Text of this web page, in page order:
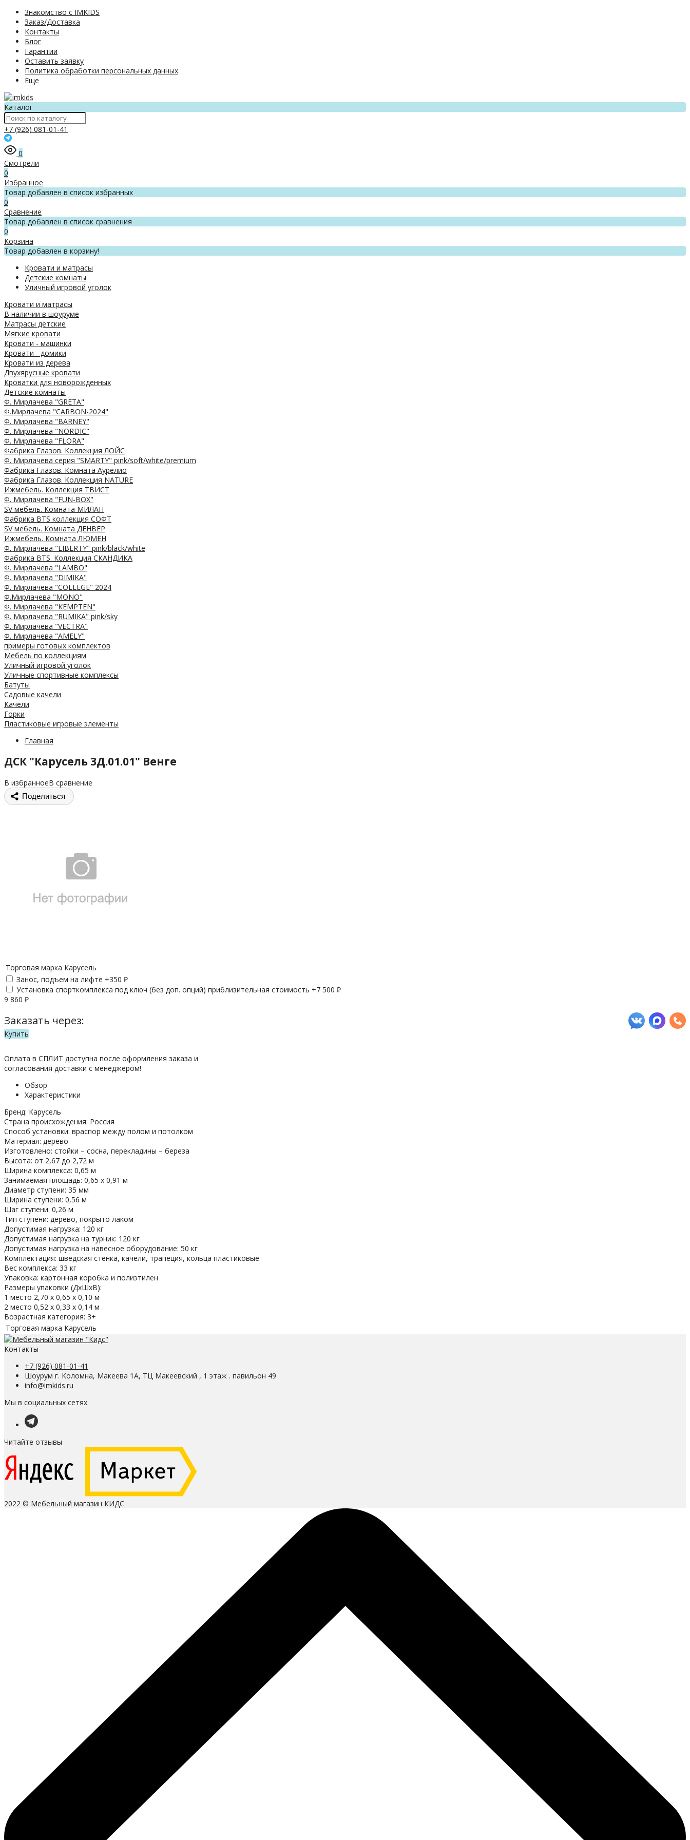
Знакомство с IMKIDS
Заказ/Доставка
Контакты
Блог
Гарантии
Оставить заявку
Политика обработки персональных данных
Еще
Каталог
+7 (926) 081-01-41
0
Смотрели
0
Избранное
Товар добавлен в список избранных
0
Сравнение
Товар добавлен в список сравнения
0
Корзина
Товар добавлен в корзину!
Кровати и матрасы
Детские комнаты
Уличный игровой уголок
Кровати и матрасы
В наличии в шоуруме
Матрасы детские
Мягкие кровати
Кровати - машинки
Кровати - домики
Кровати из дерева
Двухярусные кровати
Кроватки для новорожденных
Детские комнаты
Ф. Мирлачева "GRETA"
Ф.Мирлачева "CARBON-2024"
Ф. Мирлачева "BARNEY"
Ф. Мирлачева "NORDIC"
Ф. Мирлачева "FLORA"
Фабрика Глазов. Коллекция ЛОЙС
Ф. Мирлачева серия "SMARTY" pink/soft/white/premium
Фабрика Глазов. Комната Аурелио
Фабрика Глазов. Коллекция NATURE
Ижмебель. Коллекция ТВИСТ
Ф. Мирлачева "FUN-BOX"
SV мебель. Комната МИЛАН
Фабрика BTS коллекция СОФТ
SV мебель. Комната ДЕНВЕР
Ижмебель. Комната ЛЮМЕН
Ф. Мирлачева "LIBERTY" pink/black/white
Фабрика BTS. Коллекция СКАНДИКА
Ф. Мирлачева "LAMBO"
Ф. Мирлачева "DIMIKA"
Ф. Мирлачева "COLLEGE" 2024
Ф.Мирлачева "MONO"
Ф. Мирлачева "KEMPTEN"
Ф. Мирлачева "RUMIKA" pink/sky
Ф. Мирлачева "VECTRA"
Ф. Мирлачева "AMELY"
примеры готовых комплектов
Мебель по коллекциям
Уличный игровой уголок
Уличные спортивные комплексы
Батуты
Садовые качели
Качели
Горки
Пластиковые игровые элементы
Главная
ДСК "Карусель 3Д.01.01" Венге
В избранноеВ сравнение
Поделиться
Торговая марка Карусель
Занос, подъем на лифте +350 ₽
Установка спорткомплекса под ключ (без доп. опций) приблизительная стоимость +7 500 ₽
9 860 ₽
Заказать через:
Купить
Оплата в СПЛИТ доступна после оформления заказа и
согласования доставки с менеджером!
Обзор
Характеристики
Бренд: Карусель
Страна происхождения: Россия
Способ установки: враспор между полом и потолком
Материал: дерево
Изготовлено: стойки – сосна, перекладины – береза
Высота: от 2,67 до 2,72 м
Ширина комплекса: 0,65 м
Занимаемая площадь: 0,65 х 0,91 м
Диаметр ступени: 35 мм
Ширина ступени: 0,56 м
Шаг ступени: 0,26 м
Тип ступени: дерево, покрыто лаком
Допустимая нагрузка: 120 кг
Допустимая нагрузка на турник: 120 кг
Допустимая нагрузка на навесное оборудование: 50 кг
Комплектация: шведская стенка, качели, трапеция, кольца пластиковые
Вес комплекса: 33 кг
Упаковка: картонная коробка и полиэтилен
Размеры упаковки (ДхШхВ):
1 место 2,70 х 0,65 х 0,10 м
2 место 0,52 х 0,33 х 0,14 м
Возрастная категория: 3+
Торговая марка Карусель
Контакты
+7 (926) 081-01-41
Шоурум г. Коломна, Макеева 1А, ТЦ Макеевский , 1 этаж . павильон 49
info@imkids.ru
Мы в социальных сетях
Читайте отзывы
2022 © Мебельный магазин КИДС